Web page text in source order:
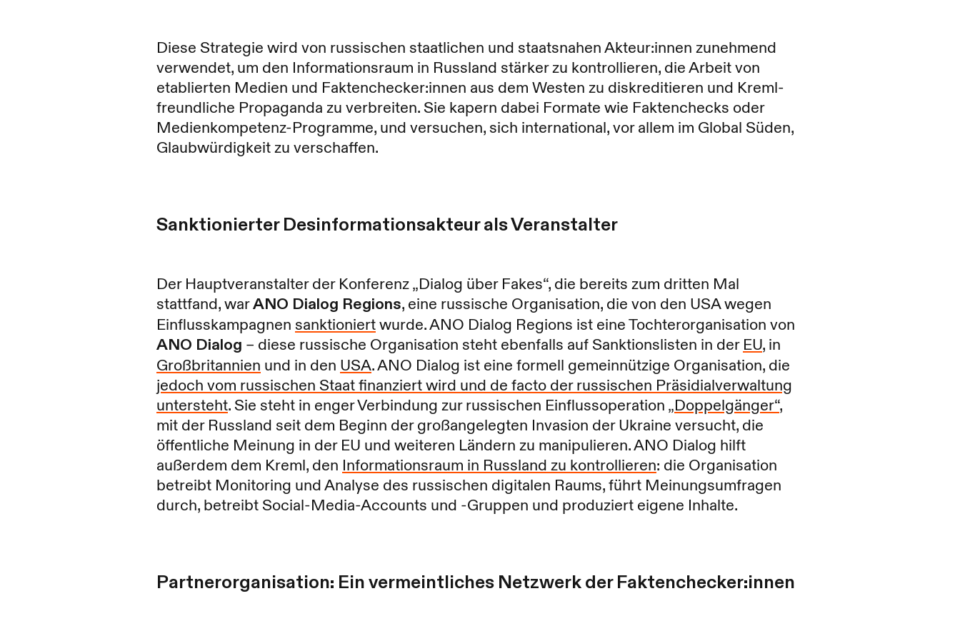
Diese Strategie wird von russischen staatlichen und staatsnahen Akteur:innen zunehmend
verwendet, um den Informationsraum in Russland stärker zu kontrollieren, die Arbeit von
etablierten Medien und Faktenchecker:innen aus dem Westen zu diskreditieren und Kreml-
freundliche Propaganda zu verbreiten. Sie kapern dabei Formate wie Faktenchecks oder
Medienkompetenz-Programme, und versuchen, sich international, vor allem im Global Süden,
Glaubwürdigkeit zu verschaffen.
Sanktionierter Desinformationsakteur als Veranstalter
Der Hauptveranstalter der Konferenz „Dialog über Fakes“, die bereits zum dritten Mal
stattfand, warANO Dialog Regions, eine russische Organisation, die von den USA wegen
Einflusskampagnen sanktioniertwurde. ANO Dialog Regions ist eine Tochterorganisation von
ANO Dialog – diese russische Organisation steht ebenfalls auf Sanktionslisten in der EU, in
Großbritannien und in den USA. ANO Dialog ist eine formell gemeinnützige Organisation, die
jedoch vom russischen Staat finanziert wird und de facto der russischen Präsidialverwaltung
untersteht. Sie steht in enger Verbindung zur russischen Einflussoperation „Doppelgänger“,
mit der Russland seit dem Beginn der großangelegten Invasion der Ukraine versucht, die
öffentliche Meinung in der EU und weiteren Ländern zu manipulieren. ANO Dialog hilft
außerdem dem Kreml, den Informationsraum in Russland zu kontrollieren: die Organisation
betreibt Monitoring und Analyse des russischen digitalen Raums, führt Meinungsumfragen
durch, betreibt Social-Media-Accounts und -Gruppen und produziert eigene Inhalte.
Partnerorganisation: Ein vermeintliches Netzwerk der Faktenchecker:innen